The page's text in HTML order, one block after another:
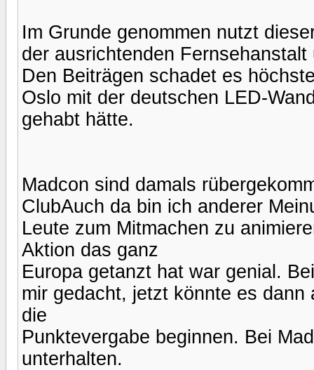
Im Grunde genommen nutzt
der ausrichtenden
Den Beiträgen schadet es
Oslo mit der deutschen LED-
gehabt hätte.
Madcon sind damals
ClubAuch da bin ich anderer
Leute zum Mitmachen zu
Aktion das ganz
Europa getanzt hat war genial.
mir gedacht, jetzt könnte es
die
Punktevergabe beginnen. Bei
unterhalten.